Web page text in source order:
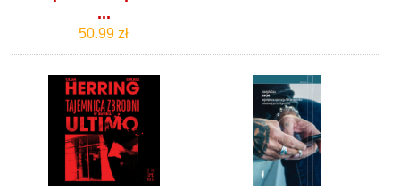
...
50.99 zł